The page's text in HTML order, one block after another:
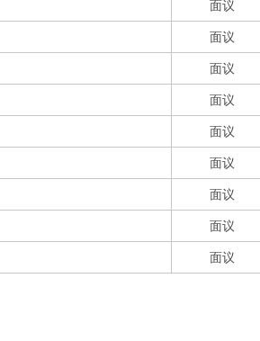
面议
面议
面议
面议
面议
面议
面议
面议
面议